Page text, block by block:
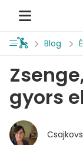
Blog
gyors